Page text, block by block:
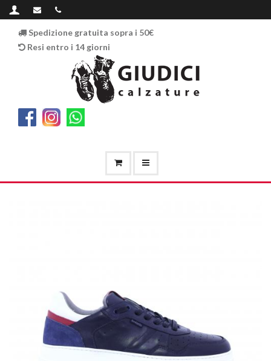
Spedizione gratuita sopra i 50€
Resi entro i 14 giorni